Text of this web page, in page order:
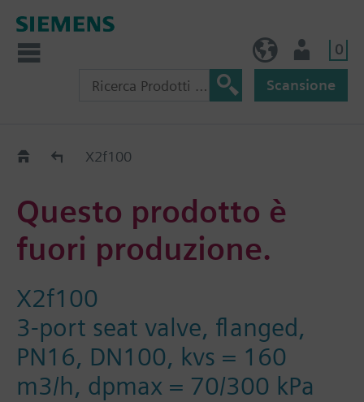
0
Scansione
Old2NewX2f100
Questo prodotto è
fuori produzione.
X2f100
3-port seat valve, flanged,
PN16, DN100, kvs = 160
m3/h, dpmax = 70/300 kPa